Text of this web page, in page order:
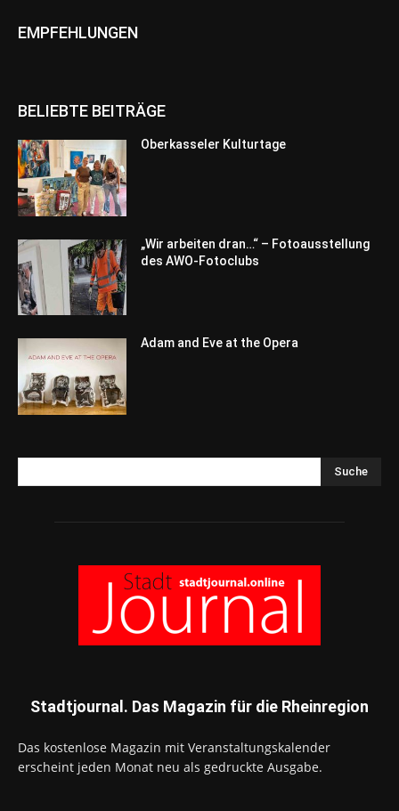
EMPFEHLUNGEN
BELIEBTE BEITRÄGE
Oberkasseler Kulturtage
„Wir arbeiten dran…“ – Fotoausstellung
des AWO-Fotoclubs
Adam and Eve at the Opera
Suche
Stadtjournal. Das Magazin für die Rheinregion
Das kostenlose Magazin mit Veranstaltungskalender
erscheint jeden Monat neu als gedruckte Ausgabe.